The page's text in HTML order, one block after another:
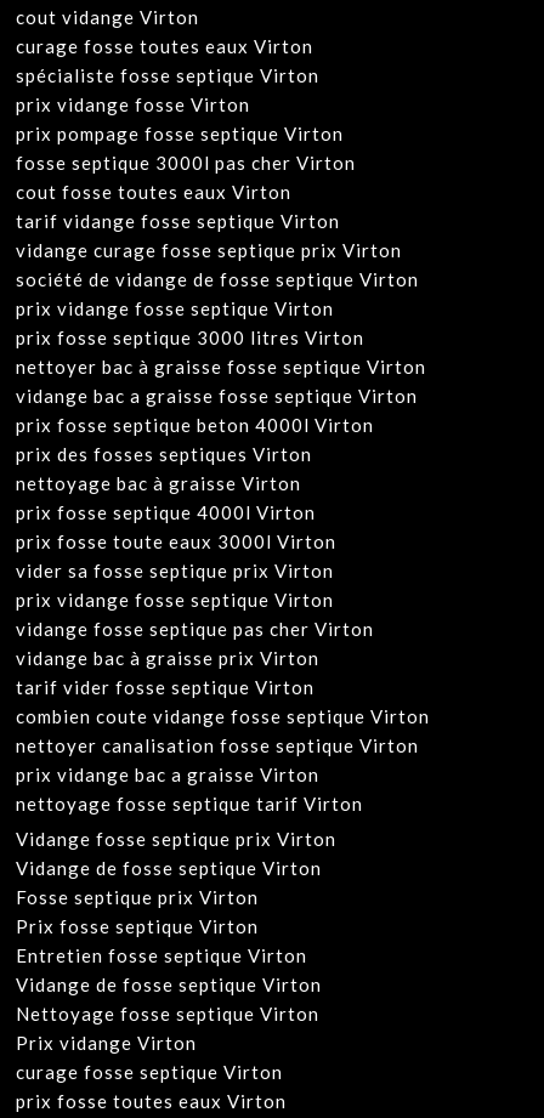
cout vidange Virton
curage fosse toutes eaux Virton
spécialiste fosse septique Virton
prix vidange fosse Virton
prix pompage fosse septique Virton
fosse septique 3000l pas cher Virton
cout fosse toutes eaux Virton
tarif vidange fosse septique Virton
vidange curage fosse septique prix Virton
société de vidange de fosse septique Virton
prix vidange fosse septique Virton
prix fosse septique 3000 litres Virton
nettoyer bac à graisse fosse septique Virton
vidange bac a graisse fosse septique Virton
prix fosse septique beton 4000l Virton
prix des fosses septiques Virton
nettoyage bac à graisse Virton
prix fosse septique 4000l Virton
prix fosse toute eaux 3000l Virton
vider sa fosse septique prix Virton
prix vidange fosse septique Virton
vidange fosse septique pas cher Virton
vidange bac à graisse prix Virton
tarif vider fosse septique Virton
combien coute vidange fosse septique Virton
nettoyer canalisation fosse septique Virton
prix vidange bac a graisse Virton
nettoyage fosse septique tarif Virton
Vidange fosse septique prix Virton
Vidange de fosse septique Virton
Fosse septique prix Virton
Prix fosse septique Virton
Entretien fosse septique Virton
Vidange de fosse septique Virton
Nettoyage fosse septique Virton
Prix vidange Virton
curage fosse septique Virton
prix fosse toutes eaux Virton